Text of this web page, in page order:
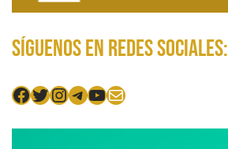
d
e
e
t
a
Síguenos en redes sociales:
Facebook
Twitter
Instagram
Telegram
YouTube
Mail